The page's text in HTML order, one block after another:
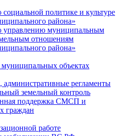
политике и культуре
района»
муниципальным
отношениям
района»
объектах
регламенты
земельный контроль
поддержка СМСП и
граждан
работе